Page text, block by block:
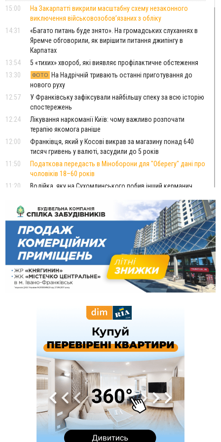
15:00
На Закарпатті викрили масштабну схему незаконного
виключення військовозобов’язаних з обліку
14:31
«Багато питань буде знято». На громадських слуханнях в
Яремче обговорили, як вирішити питання джипінгу в
Карпатах
13:54
5 «тихих» хвороб, які виявляє профілактичне обстеження
13:30
ФОТО
На Надрічній тривають останні приготування до
нового руху
12:57
У Франківську зафіксували найбільшу спеку за всю історію
спостережень
12:24
Лікування наркоманії Київ: чому важливо розпочати
терапію якомога раніше
12:00
Франківця, який у Косові викрав за магазину понад 640
тисяч гривень у валюті, засудили до 5 років
11:50
Податкова передасть в Міноборони для "Оберегу" дані про
чоловіків 18–60 років
11:20
Водійка, яку на Сухомлинського побив інший керманич,
10:45
У Франківську, Коломиї, Долині та Яремче 6 серпня
зафіксували рекордну спеку
10:02
Змушував надсилати інтимні фото: на Прикарпатті
затримали підозрюваного у розбещенні малолітньої
09:22
АМКУ розпочав справу проти Гвіздецької селищної ради
через різні ставки земельного податку
08:54
Синоптики попереджають про значний дощ на Прикарпатті
до кінця п'ятниці
повторно виставили на аукціон за 830 млн
У Польщі невідомі скоїли наругу над могилою УПА
Сили оборони уразила Ярославський НПЗ та кораблі
берегової охорони фсб у Керчі
ВІДЕО
Скарби Музею писанкового розпису побачать
далеко за межами Коломиї
Поблизу Франківська п'яний на Chevrolet втікав від поліції
На Прикарпатті триває декларування вогнепальної зброї:
уже зареєстровано 282 одиниці
Понад 9 тис. прикарпатських вступників отримали
рекомендації до зарахування на бакалаврат у ВНЗ